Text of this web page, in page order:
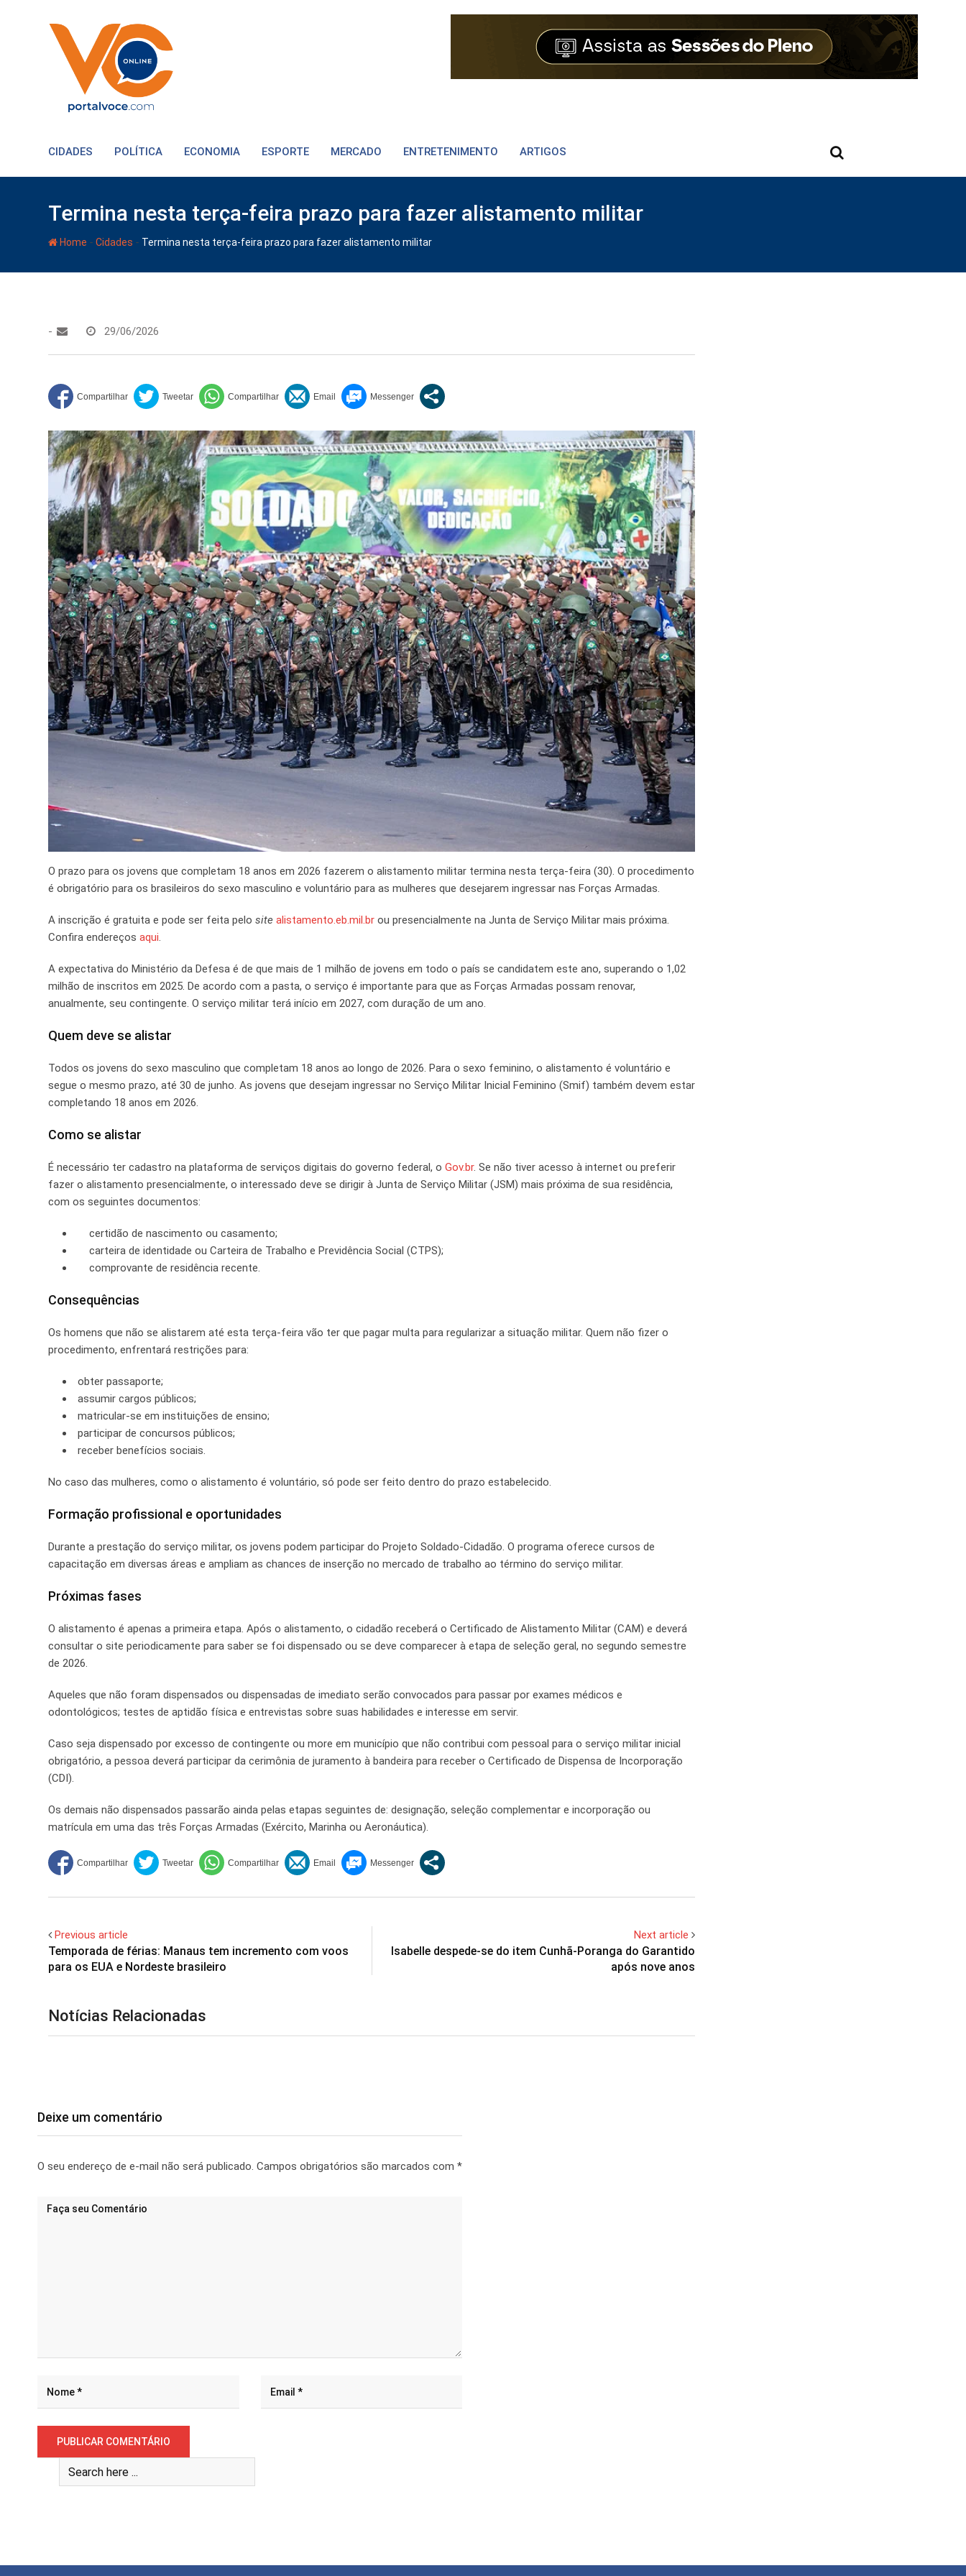
CIDADES POLÍTICA ECONOMIA ESPORTE MERCADO ENTRETENIMENTO ARTIGOS
Termina nesta terça-feira prazo para fazer alistamento militar
Home - Cidades - Termina nesta terça-feira prazo para fazer alistamento militar
- 29/06/2026
O prazo para os jovens que completam 18 anos em 2026 fazerem o alistamento militar termina nesta terça-feira (30). O procedimento
é obrigatório para os brasileiros do sexo masculino e voluntário para as mulheres que desejarem ingressar nas Forças Armadas.
A inscrição é gratuita e pode ser feita pelo site alistamento.eb.mil.br ou presencialmente na Junta de Serviço Militar mais próxima.
Confira endereços aqui.
A expectativa do Ministério da Defesa é de que mais de 1 milhão de jovens em todo o país se candidatem este ano, superando o 1,02
milhão de inscritos em 2025. De acordo com a pasta, o serviço é importante para que as Forças Armadas possam renovar,
anualmente, seu contingente. O serviço militar terá início em 2027, com duração de um ano.
Quem deve se alistar
Todos os jovens do sexo masculino que completam 18 anos ao longo de 2026. Para o sexo feminino, o alistamento é voluntário e
segue o mesmo prazo, até 30 de junho. As jovens que desejam ingressar no Serviço Militar Inicial Feminino (Smif) também devem estar
completando 18 anos em 2026.
Como se alistar
É necessário ter cadastro na plataforma de serviços digitais do governo federal, o Gov.br. Se não tiver acesso à internet ou preferir
fazer o alistamento presencialmente, o interessado deve se dirigir à Junta de Serviço Militar (JSM) mais próxima de sua residência,
com os seguintes documentos:
certidão de nascimento ou casamento;
carteira de identidade ou Carteira de Trabalho e Previdência Social (CTPS);
comprovante de residência recente.
Consequências
Os homens que não se alistarem até esta terça-feira vão ter que pagar multa para regularizar a situação militar. Quem não fizer o
procedimento, enfrentará restrições para:
obter passaporte;
assumir cargos públicos;
matricular-se em instituições de ensino;
participar de concursos públicos;
receber benefícios sociais.
No caso das mulheres, como o alistamento é voluntário, só pode ser feito dentro do prazo estabelecido.
Formação profissional e oportunidades
Durante a prestação do serviço militar, os jovens podem participar do Projeto Soldado-Cidadão. O programa oferece cursos de
capacitação em diversas áreas e ampliam as chances de inserção no mercado de trabalho ao término do serviço militar.
Próximas fases
O alistamento é apenas a primeira etapa. Após o alistamento, o cidadão receberá o Certificado de Alistamento Militar (CAM) e deverá
consultar o site periodicamente para saber se foi dispensado ou se deve comparecer à etapa de seleção geral, no segundo semestre
de 2026.
Aqueles que não foram dispensados ou dispensadas de imediato serão convocados para passar por exames médicos e
odontológicos; testes de aptidão física e entrevistas sobre suas habilidades e interesse em servir.
Caso seja dispensado por excesso de contingente ou more em município que não contribui com pessoal para o serviço militar inicial
obrigatório, a pessoa deverá participar da cerimônia de juramento à bandeira para receber o Certificado de Dispensa de Incorporação
(CDI).
Os demais não dispensados passarão ainda pelas etapas seguintes de: designação, seleção complementar e incorporação ou
matrícula em uma das três Forças Armadas (Exército, Marinha ou Aeronáutica).
Previous article
Temporada de férias: Manaus tem incremento com voos
para os EUA e Nordeste brasileiro
Next article
Isabelle despede-se do item Cunhã-Poranga do Garantido
após nove anos
Notícias Relacionadas
Deixe um comentário
O seu endereço de e-mail não será publicado. Campos obrigatórios são marcados com *